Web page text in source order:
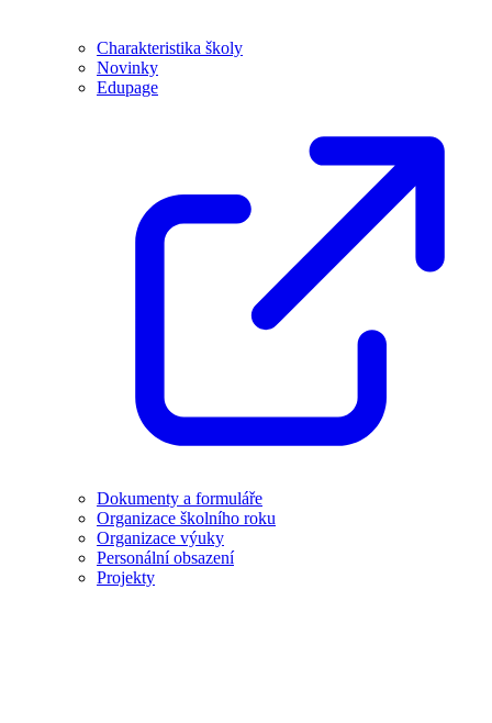
Charakteristika školy
Novinky
Edupage
Dokumenty a formuláře
Organizace školního roku
Organizace výuky
Personální obsazení
Projekty